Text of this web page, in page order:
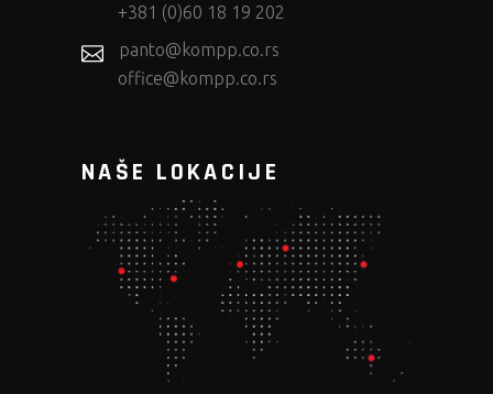
+381 (0)60 18 19 202
panto@kompp.co.rs
office@kompp.co.rs
NAŠE LOKACIJE